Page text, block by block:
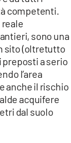
competenti.
sono una
sito (oltretutto
a serio
l’area
anche il rischio
acquifere
dal suolo